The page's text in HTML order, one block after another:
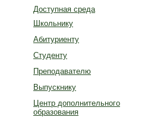
Доступная среда
Школьнику
Абитуриенту
Студенту
Преподавателю
Выпускнику
Центр дополнительного
образования